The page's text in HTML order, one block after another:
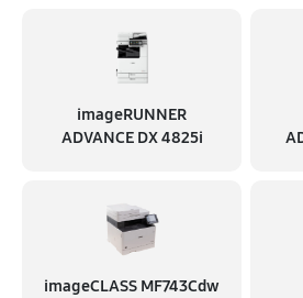
imageRUNNER
ADVANCE DX 4825i
imageCLASS MF743Cdw